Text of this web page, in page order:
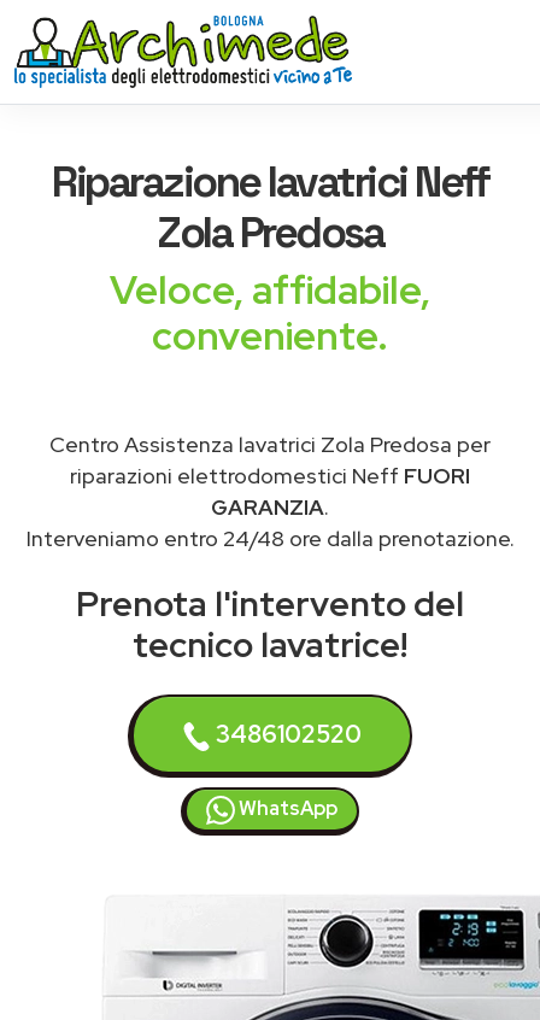
Riparazionelavatrici Neff
Zola Predosa
Veloce, affidabile,
conveniente.
Centro Assistenza lavatrici Zola Predosa per
riparazioni elettrodomestici Neff FUORI
GARANZIA.
Interveniamo entro 24/48 ore dalla prenotazione.
Prenota l'intervento del
tecnico lavatrice!
3486102520
WhatsApp